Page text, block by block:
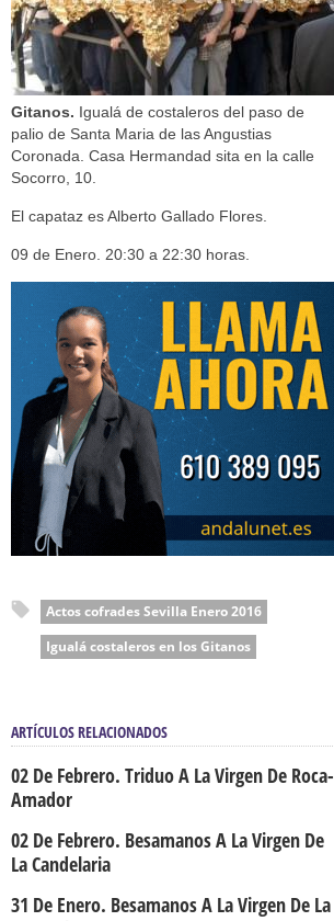
Gitanos. Igualá de costaleros del paso de
palio de Santa Maria de las Angustias
Coronada. Casa Hermandad sita en la calle
Socorro, 10.
El capataz es Alberto Gallado Flores.
09 de Enero. 20:30 a 22:30 horas.
Actos cofrades Sevilla Enero 2016
Igualá costaleros en los Gitanos
ARTÍCULOS RELACIONADOS
02 De Febrero. Triduo A La Virgen De Roca-
Amador
02 De Febrero. Besamanos A La Virgen De
La Candelaria
31 De Enero. Besamanos A La Virgen De La